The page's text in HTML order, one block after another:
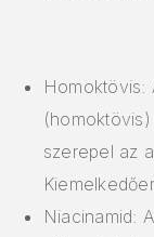
Homoktövis:
szerepel az
Niacinamid: